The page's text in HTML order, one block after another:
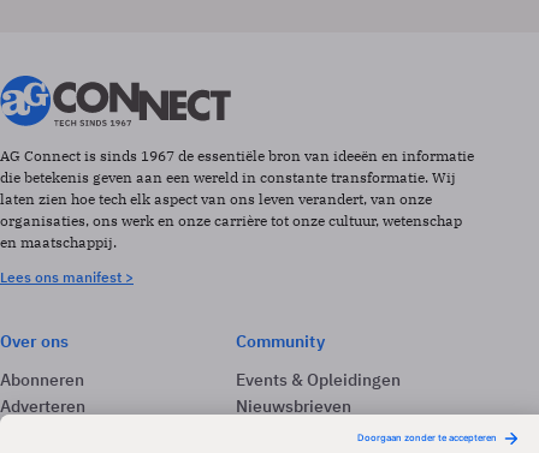
AG Connect is sinds 1967 de essentiële bron van ideeën en informatie
die betekenis geven aan een wereld in constante transformatie. Wij
laten zien hoe tech elk aspect van ons leven verandert, van onze
organisaties, ons werk en onze carrière tot onze cultuur, wetenschap
en maatschappij.
Lees ons manifest >
Over ons
Abonneren
Adverteren
Community
Events & Opleidingen
Nieuwsbrieven